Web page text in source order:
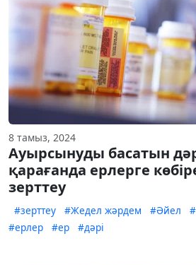
8 тамыз, 2024
Ауырсынуды басатын
қарағанда ерлерге
зерттеу
#зерттеу #Жедел жәрдем #Әйел
#ерлер
#ер #дәрі